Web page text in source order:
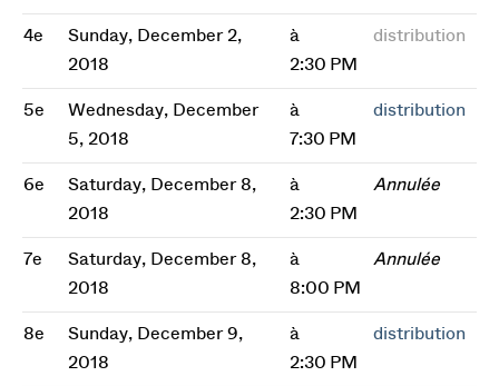
4e
Sunday, December 2,
2018
à
2:30 PM
distribution
5e
Wednesday, December
5, 2018
à
7:30 PM
distribution
6e
Saturday, December 8,
2018
à
2:30 PM
Annulée
7e
Saturday, December 8,
2018
à
8:00 PM
Annulée
8e
Sunday, December 9,
2018
à
2:30 PM
distribution